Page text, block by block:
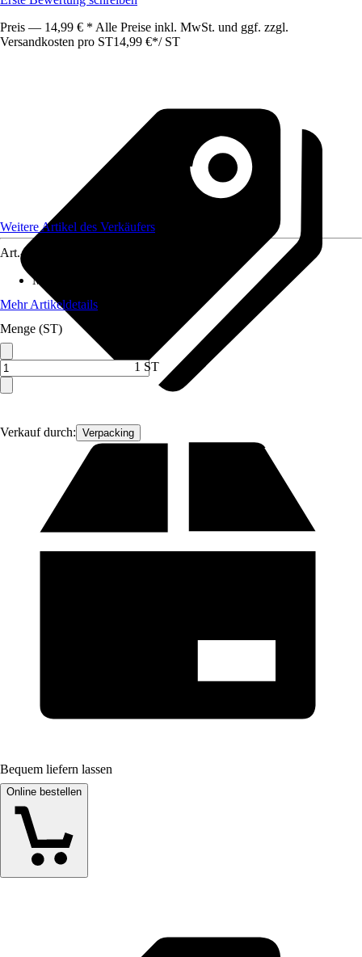
Preis — 14,99 € * Alle Preise inkl. MwSt. und ggf. zzgl.
Versandkosten pro ST14,99 €*/ ST
Verkauf durch: Verpacking
Weitere Artikel des Verkäufers
Art.-Nr.
Material
Mehr Artikeldetails
Menge (ST)
1 ST
Bequem liefern lassen
Online bestellen